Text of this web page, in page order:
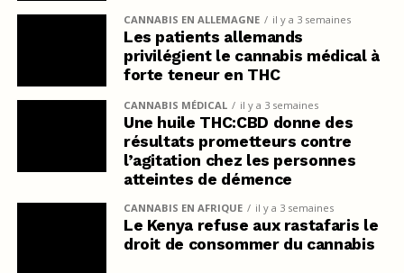
CANNABIS EN ALLEMAGNE il y a 3 semaines
Les patients allemands
privilégient le cannabis médical à
forte teneur en THC
CANNABIS MÉDICAL il y a 3 semaines
Une huile THC:CBD donne des
résultats prometteurs contre
l’agitation chez les personnes
atteintes de démence
CANNABIS EN AFRIQUE il y a 3 semaines
Le Kenya refuse aux rastafaris le
droit de consommer du cannabis